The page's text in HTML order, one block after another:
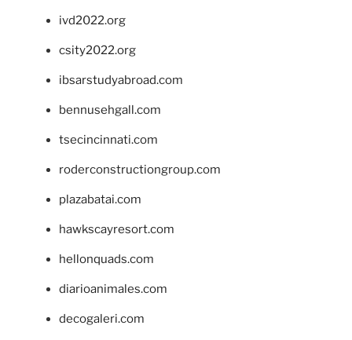
ivd2022.org
csity2022.org
ibsarstudyabroad.com
bennusehgall.com
tsecincinnati.com
roderconstructiongroup.com
plazabatai.com
hawkscayresort.com
hellonquads.com
diarioanimales.com
decogaleri.com